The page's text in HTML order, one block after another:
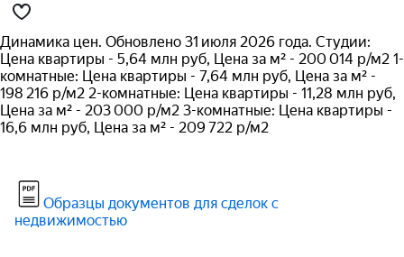
Динамика цен. Обновлено 31 июля 2026 года. Студии:
Цена квартиры - 5,64 млн руб, Цена за м² - 200 014 р/м2 1-
комнатные: Цена квартиры - 7,64 млн руб, Цена за м² -
198 216 р/м2 2-комнатные: Цена квартиры - 11,28 млн руб,
Цена за м² - 203 000 р/м2 3-комнатные: Цена квартиры -
16,6 млн руб, Цена за м² - 209 722 р/м2
Образцы документов для сделок с
недвижимостью